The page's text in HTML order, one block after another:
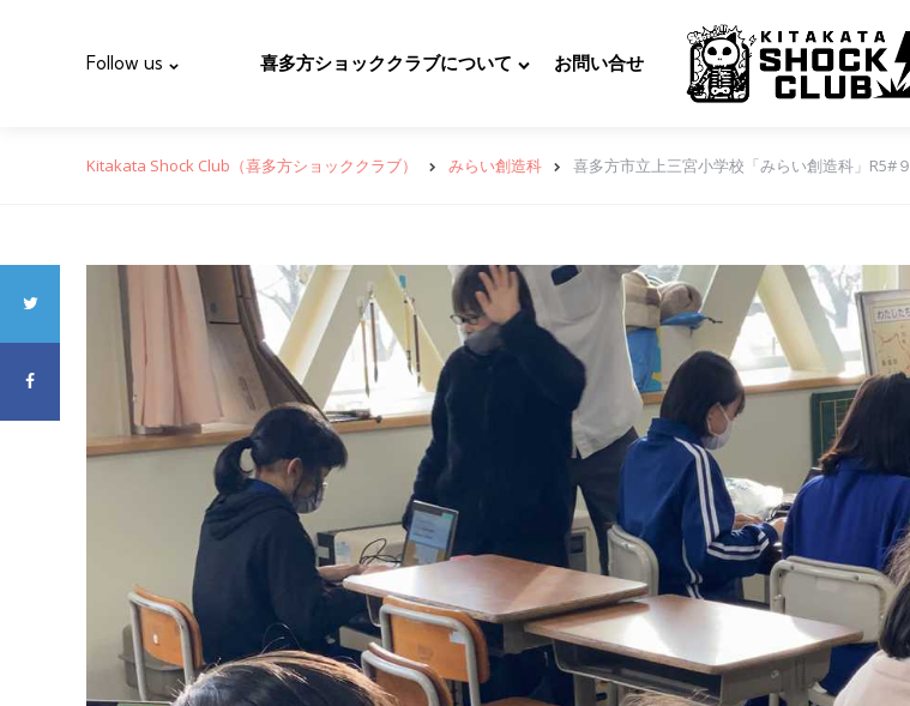
Follow us 喜多方ショッククラブについて お問い合せ
Kitakata Shock Club（喜多方ショッククラブ） みらい創造科 喜多方市立上三宮小学校「みらい創造科」R5#９